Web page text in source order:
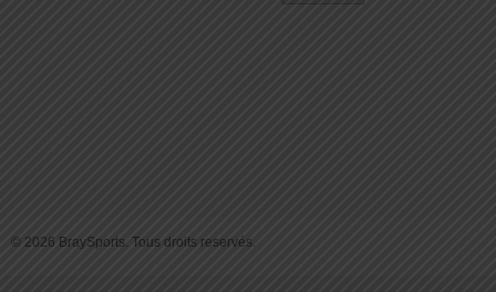
© 2026 BraySports. Tous droits reservés.